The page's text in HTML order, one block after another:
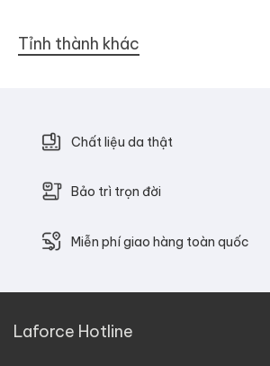
Tỉnh thành khác
Chất liệu da thật
Bảo trì trọn đời
Miễn phí giao hàng toàn quốc
Laforce Hotline